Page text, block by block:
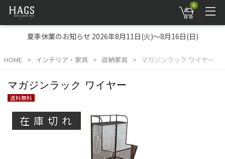
0
夏季休業のお知らせ 2026年8月11日(火)～8月16日(日)
HOME インテリア・家具 収納家具 マガジンラック ワイヤー
マガジンラック ワイヤー
送料無料
在庫切れ